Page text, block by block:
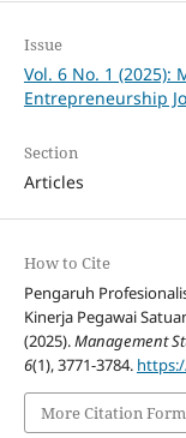
Issue
Vol. 6 No. 1 (2025):
Entrepreneurship
Section
Articles
How to Cite
Pengaruh
Kinerja Pegawai
(2025).Management
6(1), 3771-3784.
More Citation